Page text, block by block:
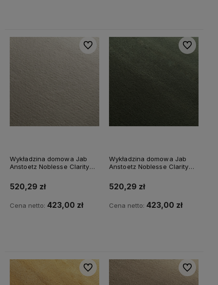
Wykładzina domowa Jab
Anstoetz Noblesse Clarity
520,29 zł
Cena netto: 423,00 zł
Do ulubionych
Wykładzina domowa Jab
Anstoetz Noblesse Clarity
520,29 zł
Cena netto: 423,00 zł
Do
Do ulubionych Do